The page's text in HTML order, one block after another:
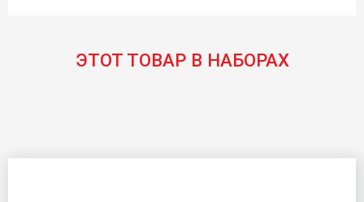
ЭТОТ ТОВАР В НАБОРАХ